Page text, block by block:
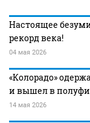
Настоящее
рекорд века!
04 мая 2026
«Колорадо»
и вышел в
14 мая 2026